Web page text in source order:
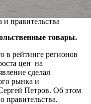
правительства
товары.
в рейтинге регионов
цен на
сделал
рынка и
Петров. Об этом
правительства.